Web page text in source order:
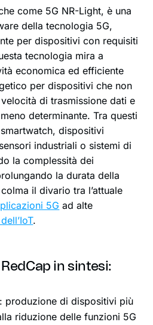
come 5G NR-Light, è una
della tecnologia 5G,
per dispositivi con requisiti
tecnologia mira a
economica ed efficiente
per dispositivi che non
di trasmissione dati e
determinante. Tra questi
dispositivi
industriali o sistemi di
la complessità dei
la durata della
il divario tra l’attuale
5G ad alte
.
RedCap in sintesi:
produzione di dispositivi più
riduzione delle funzioni 5G